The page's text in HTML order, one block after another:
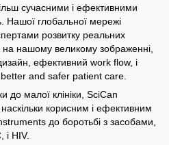
сучасними і ефективними
Нашої глобальної мережі
розвитку реальних
на нашому великому зображенні,
ефективний work flow, і
and safer patient care.
до малої клініки, SciCan
корисним і ефективним
до боротьбі з засобами,
і HIV.